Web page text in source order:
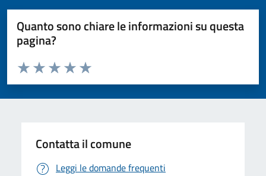
Quanto sono chiare le informazioni su questa
pagina?
Valuta da 1 a 5 stelle la pagina
Valuta 5 stelle su 5
Valuta 4 stelle su 5
Valuta 3 stelle su 5
Valuta 2 stelle su 5
Valuta 1 stelle su 5
Contatta il comune
Leggi le domande frequenti